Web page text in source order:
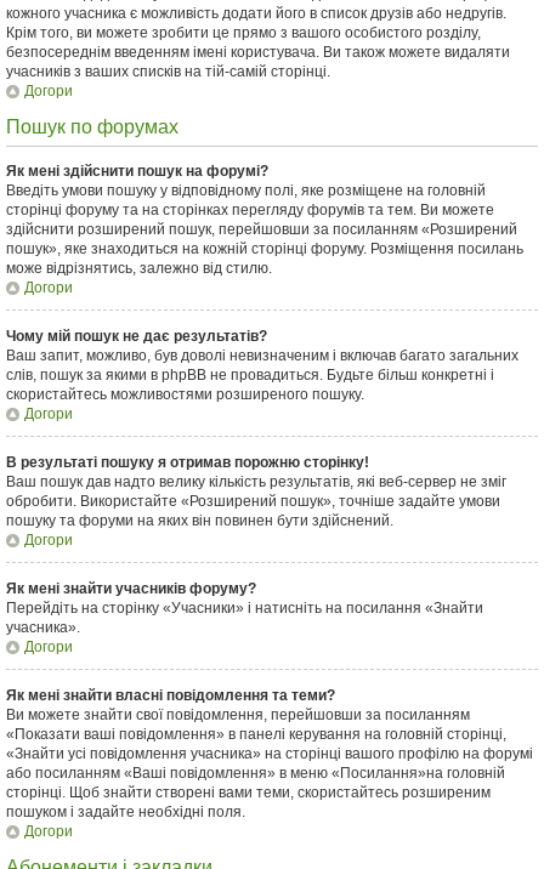
кожного учасника є можливість додати його в список друзів або недругів.
Крім того, ви можете зробити це прямо з вашого особистого розділу,
безпосереднім введенням імені користувача. Ви також можете видаляти
учасників з ваших списків на тій-самій сторінці.
Догори
Пошук по форумах
Як мені здійснити пошук на форумі?
Введіть умови пошуку у відповідному полі, яке розміщене на головній
сторінці форуму та на сторінках перегляду форумів та тем. Ви можете
здійснити розширений пошук, перейшовши за посиланням «Розширений
пошук», яке знаходиться на кожній сторінці форуму. Розміщення посилань
може відрізнятись, залежно від стилю.
Догори
Чому мій пошук не дає результатів?
Ваш запит, можливо, був доволі невизначеним і включав багато загальних
слів, пошук за якими в phpBB не провадиться. Будьте більш конкретні і
скористайтесь можливостями розширеного пошуку.
Догори
В результаті пошуку я отримав порожню сторінку!
Ваш пошук дав надто велику кількість результатів, які веб-сервер не зміг
обробити. Використайте «Розширений пошук», точніше задайте умови
пошуку та форуми на яких він повинен бути здійснений.
Догори
Як мені знайти учасників форуму?
Перейдіть на сторінку «Учасники» і натисніть на посилання «Знайти
учасника».
Догори
Як мені знайти власні повідомлення та теми?
Ви можете знайти свої повідомлення, перейшовши за посиланням
«Показати ваші повідомлення» в панелі керування на головній сторінці,
«Знайти усі повідомлення учасника» на сторінці вашого профілю на форумі
або посиланням «Ваші повідомлення» в меню «Посилання»на головній
сторінці. Щоб знайти створені вами теми, скористайтесь розширеним
пошуком і задайте необхідні поля.
Догори